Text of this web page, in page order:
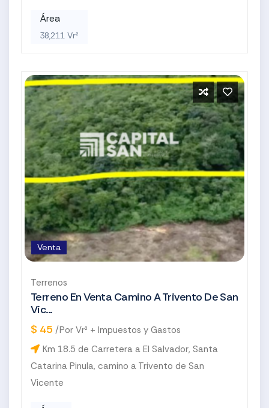
Área
38,211 Vr²
Venta
Terrenos
Terreno En Venta Camino A Trivento De San
Vic...
$ 45 /Por Vr² + Impuestos y Gastos
Km 18.5 de Carretera a El Salvador, Santa
Catarina Pinula, camino a Trivento de San
Vicente